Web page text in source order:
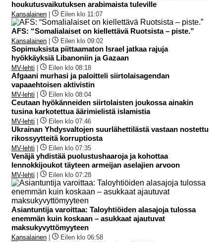
houkutusvaikutuksen arabimaista tuleville
Kansalainen Eilen klo 11:07
AFS: “Somalialaiset on kiellettävä Ruotsista – piste.”
Kansalainen Eilen klo 09:02
Sopimuksista piittaamaton Israel jatkaa rajuja
hyökkäyksiä Libanoniin ja Gazaan
MV-lehti Eilen klo 08:18
Afgaani murhasi ja paloitteli siirtolaisagendan
vapaaehtoisen aktivistin
MV-lehti Eilen klo 08:04
Ceutaan hyökänneiden siirtolaisten joukossa ainakin
tusina karkotettua äärimielistä islamistia
MV-lehti Eilen klo 07:46
Ukrainan Yhdysvaltojen suurlähettilästä vastaan nostettu
rikossyytteitä korruptiosta
MV-lehti Eilen klo 07:35
Venäjä yhdistää puolustushaaroja ja kohottaa
lennokkijoukot täyteen armeijan aselajien arvoon
MV-lehti Eilen klo 07:28
Asiantuntija varoittaa: Taloyhtiöiden alasajoja tulossa
enemmän kuin koskaan – asukkaat ajautuvat
maksukyvyttömyyteen
Kansalainen Eilen klo 06:58